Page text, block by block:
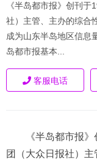
《半岛都市报》创刊
社）主管、主办的综合
成为山东半岛地区信息
岛都市报基本...
客服电话
《半岛都市报
团（大众日报社）